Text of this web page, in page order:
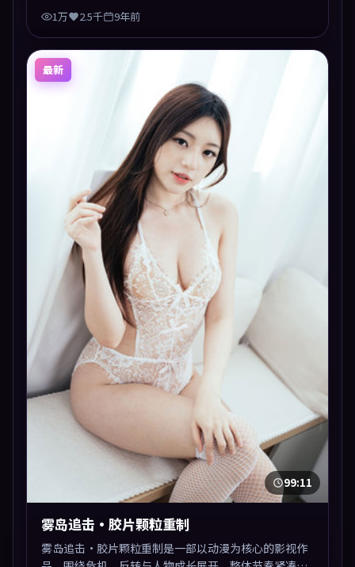
1万 2.5千 9年前
最新
99:11
雾岛追击·胶片颗粒重制
雾岛追击·胶片颗粒重制是一部以动漫为核心的影视作